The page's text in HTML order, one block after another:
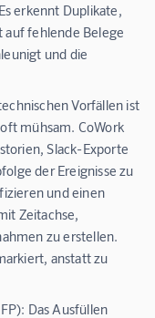
erkennt Duplikate,
fehlende Belege
und die
Vorfällen ist
mühsam. CoWork
Slack-Exporte
der Ereignisse zu
und einen
Zeitachse,
zu erstellen.
anstatt zu
Das Ausfüllen